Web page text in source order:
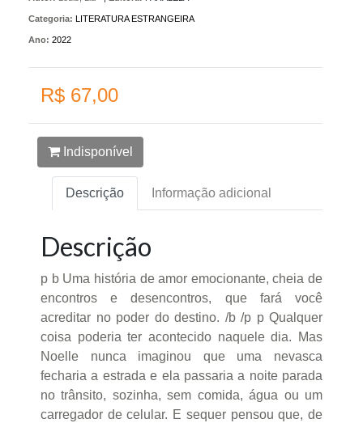
Categoria: LITERATURA ESTRANGEIRA
Ano: 2022
R$ 67,00
Indisponível
Descrição Informação adicional
Descrição
p b Uma história de amor emocionante, cheia de
encontros e desencontros, que fará você
acreditar no poder do destino. /b /p p Qualquer
coisa poderia ter acontecido naquele dia. Mas
Noelle nunca imaginou que uma nevasca
fecharia a estrada e ela passaria a noite parada
no trânsito, sozinha, sem comida, água ou um
carregador de celular. E sequer pensou que, de